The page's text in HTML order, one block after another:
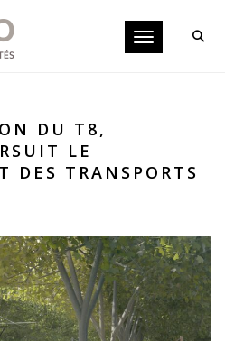
Toggle
DU T8,
LE
DES TRANSPORTS